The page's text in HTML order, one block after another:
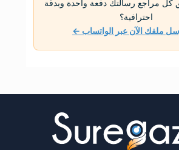
كل مراجع رسالتك دفعة واحدة وبدقة
احترافية؟
ملفك الآن عبر الواتساب ←